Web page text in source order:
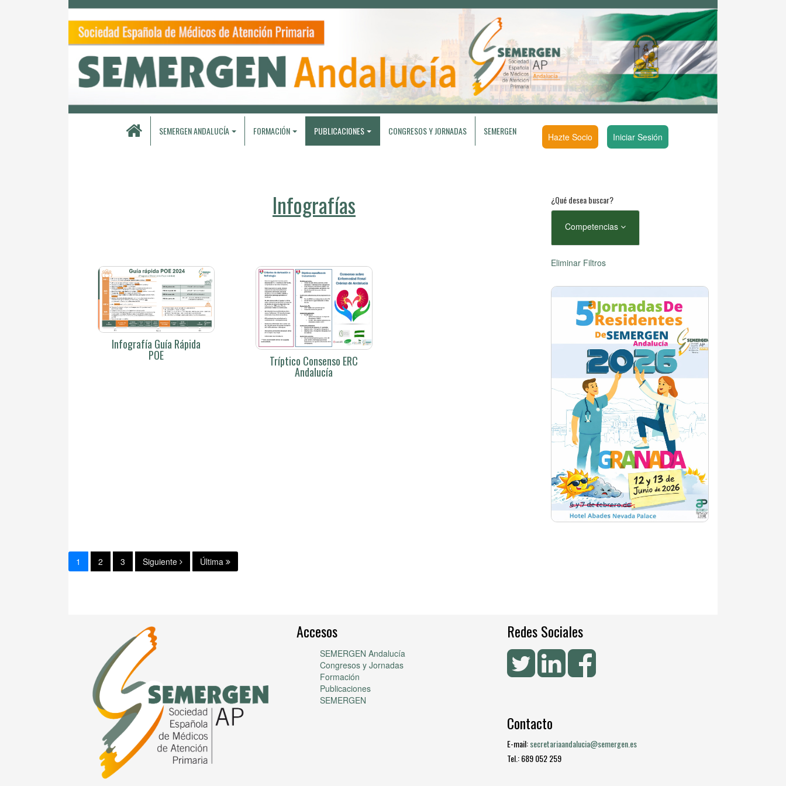
SEMERGEN ANDALUCÍA FORMACIÓN PUBLICACIONES CONGRESOS Y JORNADAS SEMERGEN Hazte Socio Iniciar Sesión
Infografías
Infografía Guía Rápida
POE Tríptico Consenso ERC
Andalucía
¿Qué desea buscar?
Competencias
Eliminar Filtros
1 2 3 Siguiente Última
Accesos
SEMERGEN Andalucía
Congresos y Jornadas
Formación
Publicaciones
SEMERGEN
Redes Sociales
Contacto
E-mail:secretariaandalucia@semergen.es
Tel.: 689 052 259